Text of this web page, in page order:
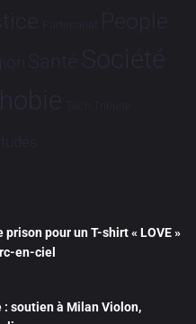
Partenariat People
Santé Société
Tech Tribune
prison pour un T-shirt « LOVE »
en-ciel
soutien à Milan Violon,